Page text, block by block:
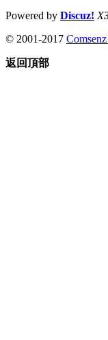
Powered by Discuz!
© 2001-2017
返回頂部